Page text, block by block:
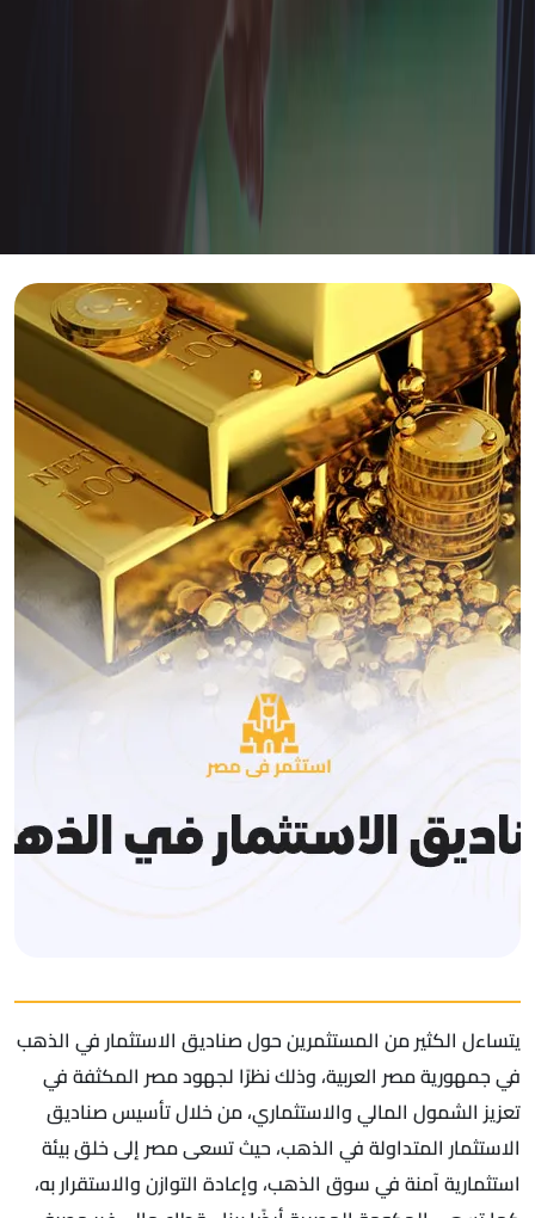
يتساءل الكثير من المستثمرين حول صناديق الاستثمار في الذهب
في جمهورية مصر العربية، وذلك نظرًا لجهود مصر المكثفة في
تعزيز الشمول المالي والاستثماري، من خلال تأسيس صناديق
الاستثمار المتداولة في الذهب، حيث تسعى مصر إلى خلق بيئة
استثمارية آمنة في سوق الذهب، وإعادة التوازن والاستقرار به،